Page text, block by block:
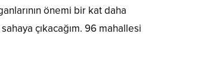
önemi bir kat daha
çıkacağım. 96 mahallesi